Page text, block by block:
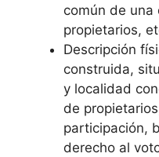
común de una
propietarios,
Descripción
construida,
y localidad
de
participación,
derecho al